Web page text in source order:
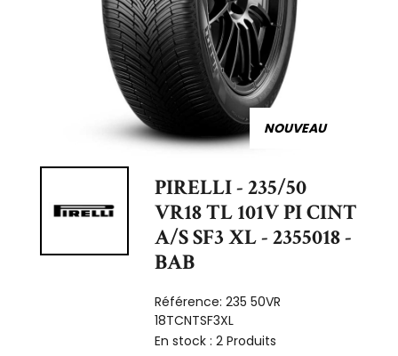
NOUVEAU
PIRELLI - 235/50
VR18 TL 101V PI CINT
A/S SF3 XL - 2355018 -
BAB
Référence:235 50VR
18TCNTSF3XL
En stock :2 Produits